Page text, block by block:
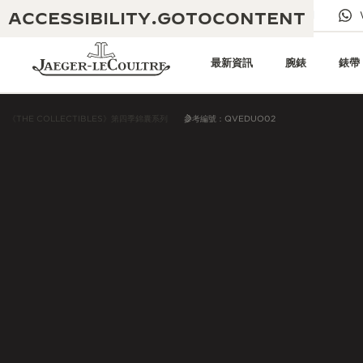
ACCESSIBILITY.GOTOCONTENT
給我們發電子郵件 專賣店 電子期刊
最新資訊 腕錶 錶帶
《THE COLLECTIBLES》第四季錦囊系列 參考編號：QVEDUO02